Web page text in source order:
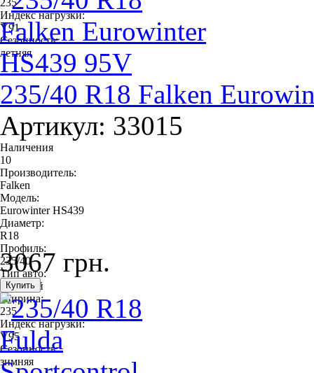
235
Индекс нагрузки:
Y91
Сезонность:
летняя
235/40 R18 Falken
Артикул: 33015
Наличения
10
Производитель:
Falken
Модель:
Eurowinter HS439
Диаметр:
R18
Профиль:
235/40
Тип авто:
легковой
Ширина:
235
Индекс нагрузки:
V95
Сезонность:
зимняя
3067 грн.